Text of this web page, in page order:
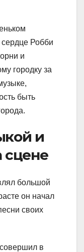
сердце Робби
и
городку за
быть
и
сцене
большой
он начал
своих
в